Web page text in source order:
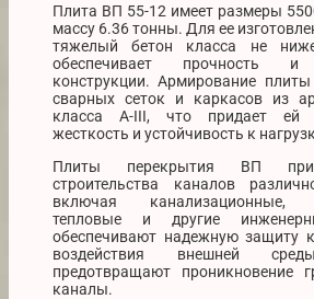
Плита ВП 55-12 имеет размеры
массу 6.36 тонны. Для ее
тяжелый бетон класса не
обеспечивает прочность и
конструкции. Армирование
сварных сеток и каркасов из
класса A-III, что придает ей
жесткость и устойчивость к
Плиты перекрытия ВП
строительства каналов
включая канализационные,
тепловые и другие
обеспечивают надежную защиту
воздействия внешней
предотвращают проникновение
каналы.